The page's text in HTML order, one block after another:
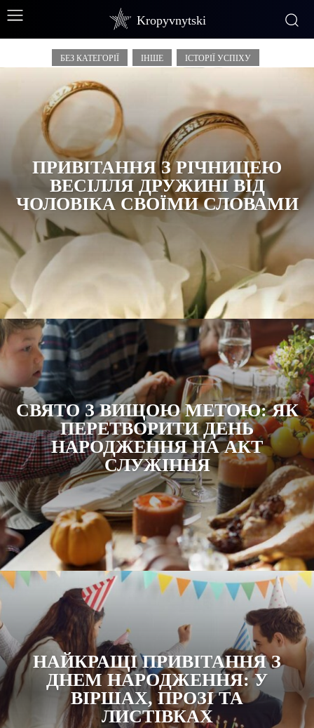
Kropyvnytski
Привітання
БЕЗ КАТЕГОРІЇ ІНШЕ ІСТОРІЇ УСПІХУ
ПРИВІТАННЯ З РІЧНИЦЕЮ
ВЕСІЛЛЯ ДРУЖИНІ ВІД
ЧОЛОВІКА СВОЇМИ СЛОВАМИ
СВЯТО З ВИЩОЮ МЕТОЮ: ЯК
ПЕРЕТВОРИТИ ДЕНЬ
НАРОДЖЕННЯ НА АКТ
СЛУЖІННЯ
НАЙКРАЩІ ПРИВІТАННЯ З
ДНЕМ НАРОДЖЕННЯ: У
ВІРШАХ, ПРОЗІ ТА
ЛИСТІВКАХ